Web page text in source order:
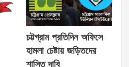
চট্টগ্রাম প্রতিদিন অফিসে
হামলা চেষ্টায় জড়িতদের